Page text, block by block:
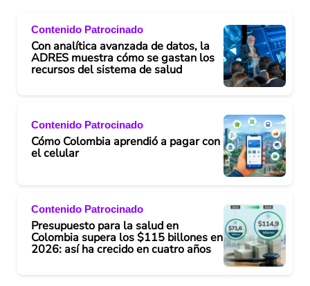
Contenido Patrocinado
Con analítica avanzada de datos, la
ADRES muestra cómo se gastan los
recursos del sistema de salud
Contenido Patrocinado
Cómo Colombia aprendió a pagar con
el celular
Contenido Patrocinado
Presupuesto para la salud en
Colombia supera los $115 billones en
2026: así ha crecido en cuatro años